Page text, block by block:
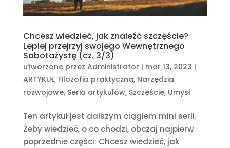
Chcesz wiedzieć, jak znaleźć szczęście?
Lepiej przejrzyj swojego Wewnętrznego
Sabotażystę (cz. 3/3)
utworzone przez Administrator | mar 13, 2023 |
ARTYKUŁ, Filozofia praktyczna, Narzędzia
rozwojowe, Seria artykułów, Szczęście, Umysł
Ten artykuł jest dalszym ciągiem mini serii.
Żeby wiedzieć, o co chodzi, obczaj najpierw
poprzednie części: Chcesz wiedzieć, jak